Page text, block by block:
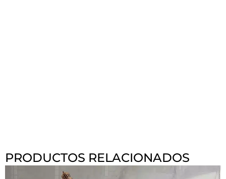
PRODUCTOS RELACIONADOS